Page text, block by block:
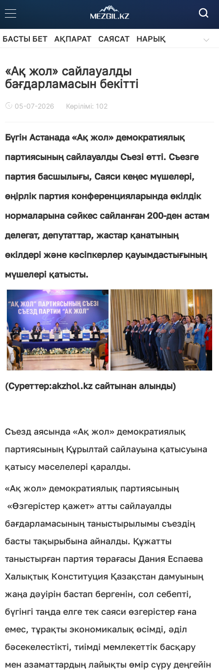
БАСТЫ БЕТ АҚПАРАТ САЯСАТ
НАРЫҚ
«Ақ жол» сайлауалды
бағдарламасын бекітті
05-07-2026 Көрілімі: 102
Бүгін Астанада «Ақ жол» демократиялық
партиясының сайлауалды Съезі өтті. Съезге
партия басшылығы, Саяси кеңес мүшелері,
өңірлік партия конференцияларында өкілдік
нормаларына сәйкес сайланған 200-ден астам
делегат, депутаттар, жастар қанатының
өкілдері және кәсіпкерлер қауымдастығының
мүшелері қатысты.
(Суреттер:akzhol.kz сайтынан алынды)
Съезд аясында «Ақ жол» демократиялық
партиясының Құрылтай сайлауына қатысуына
қатысу мәселелері қаралды.
«Ақ жол» демократиялық партиясының
«Өзгерістер қажет» атты сайлауалды
бағдарламасының таныстырылымы съездің
басты тақырыбына айналды. Құжатты
таныстырған партия төрағасы Дания Еспаева
Халықтық Конституция Қазақстан дамуының
жаңа дәуірін бастап бергенін, сол себепті,
бүгінгі таңда елге тек саяси өзгерістер ғана
емес, тұрақты экономикалық өсімді, әділ
бәсекелестікті, тиімді мемлекеттік басқару
мен азаматтардың лайықты өмір сүру деңгейін